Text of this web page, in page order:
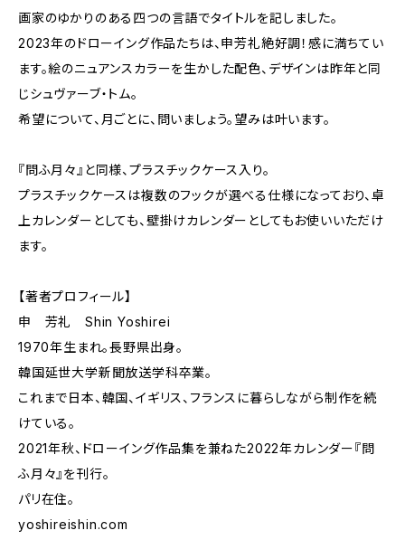
画家のゆかりのある四つの言語でタイトルを記しました。
2023年のドローイング作品たちは、申芳礼絶好調！感に満ちてい
ます。絵のニュアンスカラーを生かした配色、デザインは昨年と同
じシュヴァーブ・トム。
希望について、月ごとに、問いましょう。望みは叶います。
『問ふ月々』と同様、プラスチックケース入り。
プラスチックケースは複数のフックが選べる仕様になっており、卓
上カレンダーとしても、壁掛けカレンダーとしてもお使いいただけ
ます。
【著者プロフィール】
申 芳礼 Shin Yoshirei
1970年生まれ。長野県出身。
韓国延世大学新聞放送学科卒業。
これまで日本、韓国、イギリス、フランスに暮らしながら制作を続
けている。
2021年秋、ドローイング作品集を兼ねた2022年カレンダー『問
ふ月々』を刊行。
パリ在住。
yoshireishin.com